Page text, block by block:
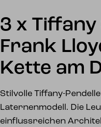
3 x Tiffany
Frank
Kette am
Stilvolle Tiffany-
Laternenmodell. Die
einflussreichen